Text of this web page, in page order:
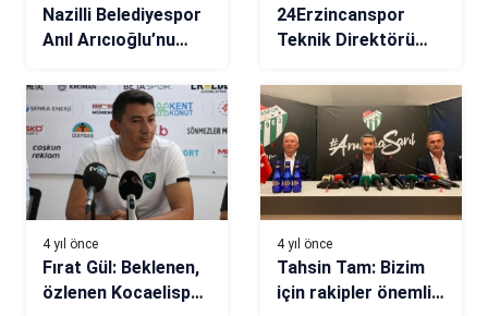
Nazilli Belediyespor
Anıl Arıcıoğlu’nu
24Erzincanspor
Teknik Direktörü
yardımcılarıyla
birlikte curling
oynadı
4 yıl önce
Fırat Gül: Beklenen,
özlenen Kocaelispor
4 yıl önce
Tahsin Tam: Bizim
için rakipler önemli